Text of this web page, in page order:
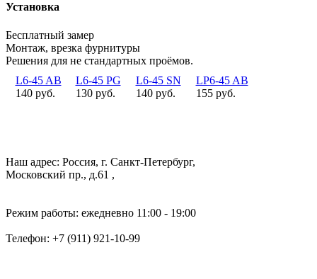
Установка
Бесплатный замер
Монтаж, врезка фурнитуры
Решения для не стандартных проёмов.
L6-45 AB
140 руб.
L6-45 PG
130 руб.
L6-45 SN
140 руб.
LP6-45 AB
155 руб.
Наш адрес: Россия, г. Санкт-Петербург,
Московский пр., д.61 ,
Режим работы: ежедневно 11:00 - 19:00
Телефон: +7 (911) 921-10-99